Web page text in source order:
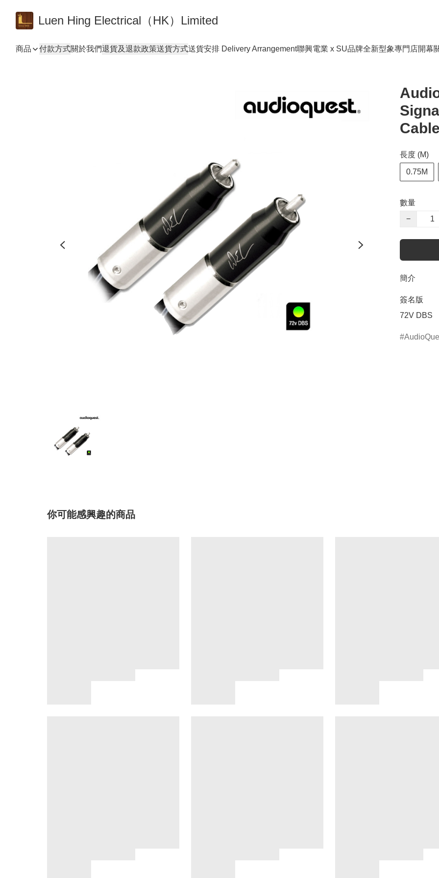
Luen Hing Electrical（HK）Limited
商品 付款方式關於我們退貨及退款政策送貨方式送貨安排 Delivery Arrangement聯興電業 x SU品牌全新型象專門店開幕
Cable
長度 (M)
0.75M
數量
−
簡介
簽名版
72V DBS
你可能感興趣的商品